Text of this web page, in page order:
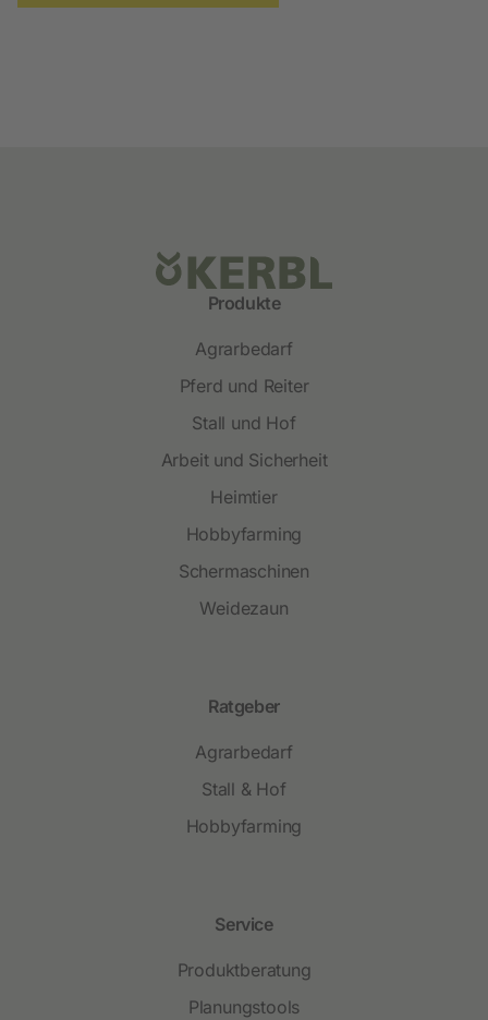
Produkte
Agrarbedarf
Pferd und Reiter
Stall und Hof
Arbeit und Sicherheit
Heimtier
Hobbyfarming
Schermaschinen
Weidezaun
Ratgeber
Agrarbedarf
Stall & Hof
Hobbyfarming
Service
Produktberatung
Planungstools